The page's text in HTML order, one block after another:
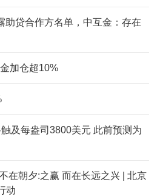
贷合作方名单，中互金：存在
加仓超10%
及每盎司3800美元 此前预测为
在朝夕:之赢 而在长远之兴 | 北京
动